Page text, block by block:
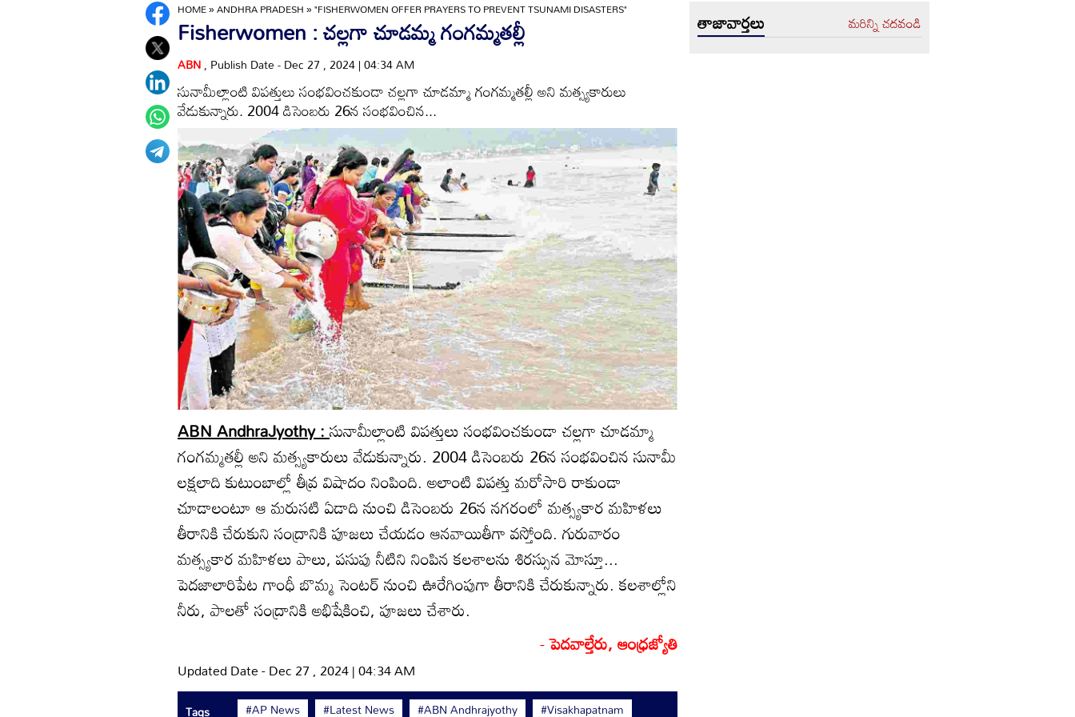
HOME»ANDHRA PRADESH»"FISHERWOMEN OFFER PRAYERS TO PREVENT TSUNAMI DISASTERS"
Fisherwomen : చల్లగా చూడమ్మ గంగమ్మతల్లీ
ABN, Publish Date - Dec 27 , 2024 | 04:34 AM
సునామీల్లాంటి విపత్తులు సంభవించకుండా చల్లగా చూడమ్మా గంగమ్మతల్లీ అని మత్స్యకారులు
వేడుకున్నారు. 2004 డిసెంబరు 26న సంభవించిన...
ABN AndhraJyothy :సునామీల్లాంటి విపత్తులు సంభవించకుండా చల్లగా చూడమ్మా
గంగమ్మతల్లీ అని మత్స్యకారులు వేడుకున్నారు. 2004 డిసెంబరు 26న సంభవించిన సునామీ
లక్షలాది కుటుంబాల్లో తీవ్ర విషాదం నింపింది. అలాంటి విపత్తు మరోసారి రాకుండా
చూడాలంటూ ఆ మరుసటి ఏడాది నుంచి డిసెంబరు 26న నగరంలో మత్స్యకార మహిళలు
తీరానికి చేరుకుని సంద్రానికి పూజలు చేయడం ఆనవాయితీగా వస్తోంది. గురువారం
మత్స్యకార మహిళలు పాలు, పసుపు నీటిని నింపిన కలశాలను శిరస్సున మోస్తూ...
పెదజాలారిపేట గాంధీ బొమ్మ సెంటర్‌ నుంచి ఊరేగింపుగా తీరానికి చేరుకున్నారు. కలశాల్లోని
నీరు, పాలతో సంద్రానికి అభిషేకించి, పూజలు చేశారు.
-పెదవాల్తేరు, ఆంధ్రజ్యోతి
Updated Date - Dec 27 , 2024 | 04:34 AM
Tags #AP News #Latest News #ABN Andhrajyothy #Visakhapatnam
తాజావార్తలు మరిన్ని చదవండి